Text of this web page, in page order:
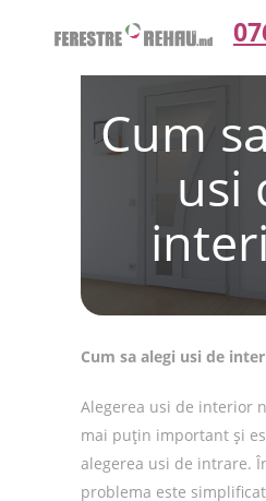
Cum
usi
Cum sa alegi usi de
Alegerea usi de interior
mai puțin important și
alegerea usi de intrare.
problema este